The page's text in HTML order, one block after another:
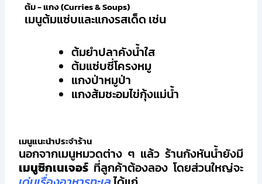
ต้ม - แกง (Curries & Soups)
เมนูต้มแซ่บและแกงรสเด็ด เช่น
ต้มยำปลาคังน้ำใส
ต้มแซ่บซี่โครงหมู
แกงป่าหมูป่า
แกงส้มชะอมไข่กุ้งแม่น้ำ
เมนูแนะนำประจำร้าน
นอกจากเมนูหมวดต่าง ๆ แล้ว ร้านกังหันน้ำยังมี
เมนูซิกเนเจอร์ ที่ลูกค้าต้องลอง โดยส่วนใหญ่จะ